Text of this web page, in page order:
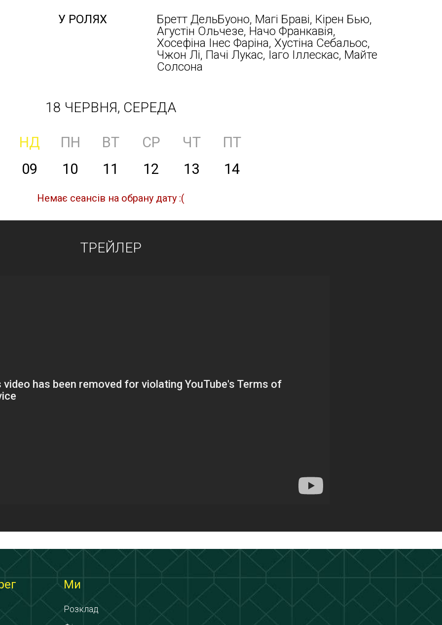
У РОЛЯХ
Бретт ДельБуоно, Магі Браві, Кірен Бью,
Агустін Ольчезе, Начо Франкавія,
Хосефіна Інес Фаріна, Хустіна Себальос,
Чжон Лі, Пачі Лукас, Іаго Іллескас, Майте
Солсона
18 ЧЕРВНЯ, СЕРЕДА
НД ПН ВТ СР ЧТ
ПТ
09 10 11 12 13 14
Немає сеансів на обрану дату :(
ТРЕЙЛЕР
Ми
Розклад